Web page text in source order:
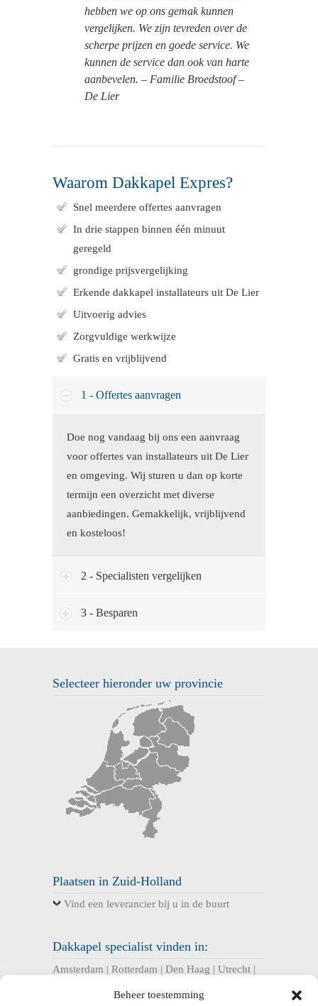
Beheer toestemming
hebben we op ons gemak kunnen
vergelijken. We zijn tevreden over de
scherpe prijzen en goede service. We
kunnen de service dan ook van harte
aanbevelen. – Familie Broedstoof –
De Lier
Waarom Dakkapel Expres?
Snel meerdere offertes aanvragen
In drie stappen binnen één minuut
geregeld
grondige prijsvergelijking
Erkende dakkapel installateurs uit De Lier
Uitvoerig advies
Zorgvuldige werkwijze
Gratis en vrijblijvend
1 - Offertes aanvragen
Doe nog vandaag bij ons een aanvraag
voor offertes van installateurs uit De Lier
en omgeving. Wij sturen u dan op korte
termijn een overzicht met diverse
aanbiedingen. Gemakkelijk, vrijblijvend
en kosteloos!
2 - Specialisten vergelijken
3 - Besparen
Selecteer hieronder uw provincie
Plaatsen in Zuid-Holland
Vind een leverancier bij u in de buurt
Dakkapel specialist vinden in:
Amsterdam | Rotterdam | Den Haag | Utrecht |